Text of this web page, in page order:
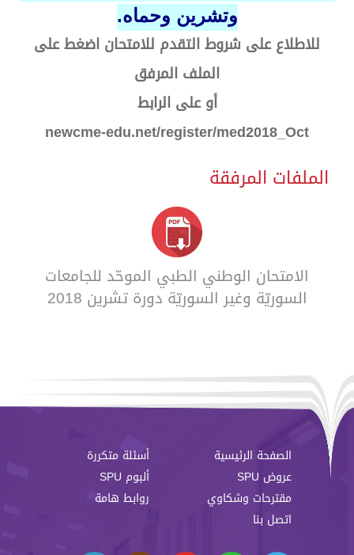
وتشرين وحماه.
للاطلاع على شروط التقدم للامتحان اضغط على
الملف المرفق
أو على الرابط
newcme-edu.net/register/med2018_Oct
الملفات المرفقة
الامتحان الوطني الطبي الموحّد للجامعات
السوريّة وغير السوريّة دورة تشرين 2018
الصفحة الرئيسية
أسئلة متكررة
عروض SPU
ألبوم SPU
مقترحات وشكاوي
روابط هامة
اتصل بنا